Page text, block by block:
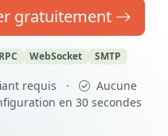
gratuitement
WebSocket SMTP
requis ·
Aucune
en 30 secondes